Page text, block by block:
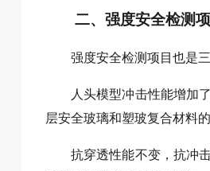
二、强度安全检测
强度安全检测项目也是
人头模型冲击性能增加
层安全玻璃和塑玻复合材料
抗穿透性能不变，抗冲